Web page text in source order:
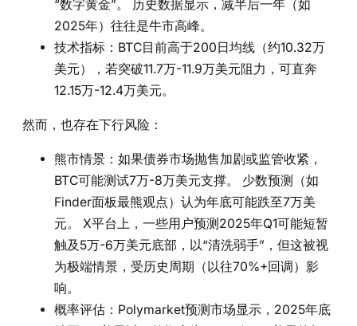
“数字黄金”。 历史数据显示，减半后一年（如
2025年）往往是牛市高峰。
技术指标：BTC目前高于200日均线（约10.32万
美元），若突破11.7万-11.9万美元阻力，可直奔
12.15万-12.4万美元。
然而，也存在下行风险：
熊市情景：如果债券市场抛售加剧或监管收紧，
BTC可能测试7万-8万美元支撑。 少数预测（如
Finder面板最熊观点）认为年底可能跌至7万美
元。 X平台上，一些用户预测2025年Q1可能短暂
触及5万-6万美元底部，以“清洗弱手”，但这被视
为极端情景，受历史周期（以往70%+回调）影
响。
概率评估：Polymarket预测市场显示，2025年底